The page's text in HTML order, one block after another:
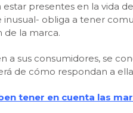
presentes en la vida
obliga a tener
de la marca.
a sus consumidores, se
de cómo respondan a
tener en cuenta las